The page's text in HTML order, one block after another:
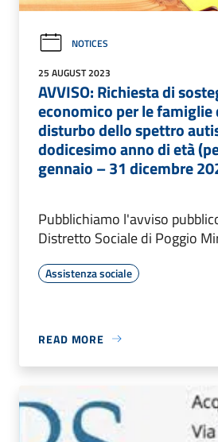
NOTICES
25 AUGUST 2023
AVVISO: Richiesta di
economico per le
disturbo dello spettro
dodicesimo anno di età
gennaio – 31 dicembre
Pubblichiamo l'avviso
Distretto Sociale di Poggio
Assistenza sociale
READ MORE